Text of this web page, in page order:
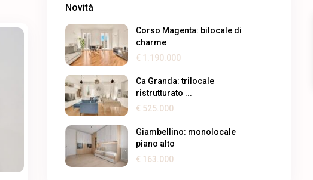
Novità
Corso Magenta: bilocale di
charme
€ 1.190.000
Ca Granda: trilocale
ristrutturato ...
€ 525.000
Giambellino: monolocale
piano alto
€ 163.000